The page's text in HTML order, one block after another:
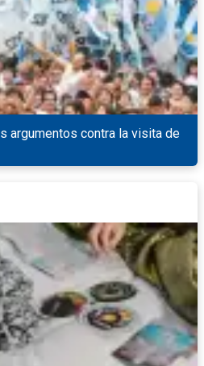
argumentos contra la visita de